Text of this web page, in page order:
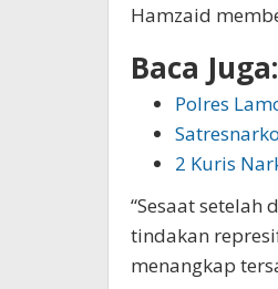
Hamzaid
Baca Juga:
Polres
2 Kuris
“Sesaat
tindakan
menangkap